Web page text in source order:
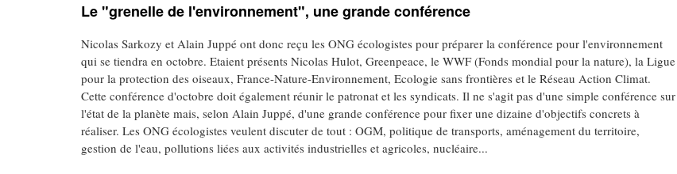
Le "grenelle de l'environnement", une grande conférence
Nicolas Sarkozy et Alain Juppé ont donc reçu les ONG écologistes pour préparer la conférence pour l'environnement
qui se tiendra en octobre. Etaient présents Nicolas Hulot, Greenpeace, le WWF (Fonds mondial pour la nature), la Ligue
pour la protection des oiseaux, France-Nature-Environnement, Ecologie sans frontières et le Réseau Action Climat.
Cette conférence d'octobre doit également réunir le patronat et les syndicats. Il ne s'agit pas d'une simple conférence sur
l'état de la planète mais, selon Alain Juppé, d'une grande conférence pour fixer une dizaine d'objectifs concrets à
réaliser. Les ONG écologistes veulent discuter de tout : OGM, politique de transports, aménagement du territoire,
gestion de l'eau, pollutions liées aux activités industrielles et agricoles, nucléaire...